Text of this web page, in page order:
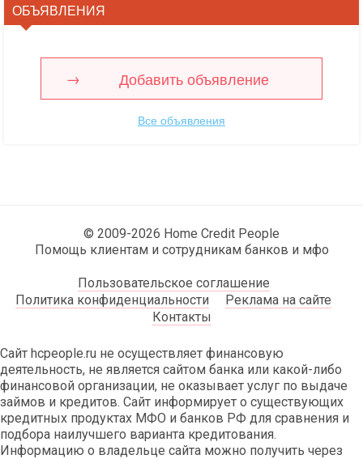
ОБЪЯВЛЕНИЯ
Добавить объявление
Все объявления
© 2009-2026 Home Credit People
Помощь клиентам и сотрудникам банков и мфо
Пользовательское соглашение
Политика конфиденциальности
Реклама на сайте
Контакты
Сайт hcpeople.ru не осуществляет финансовую
деятельность, не является сайтом банка или какой-либо
финансовой организации, не оказывает услуг по выдаче
займов и кредитов. Сайт информирует о существующих
кредитных продуктах МФО и банков РФ для сравнения и
подбора наилучшего варианта кредитования.
Информацию о владельце сайта можно получить через